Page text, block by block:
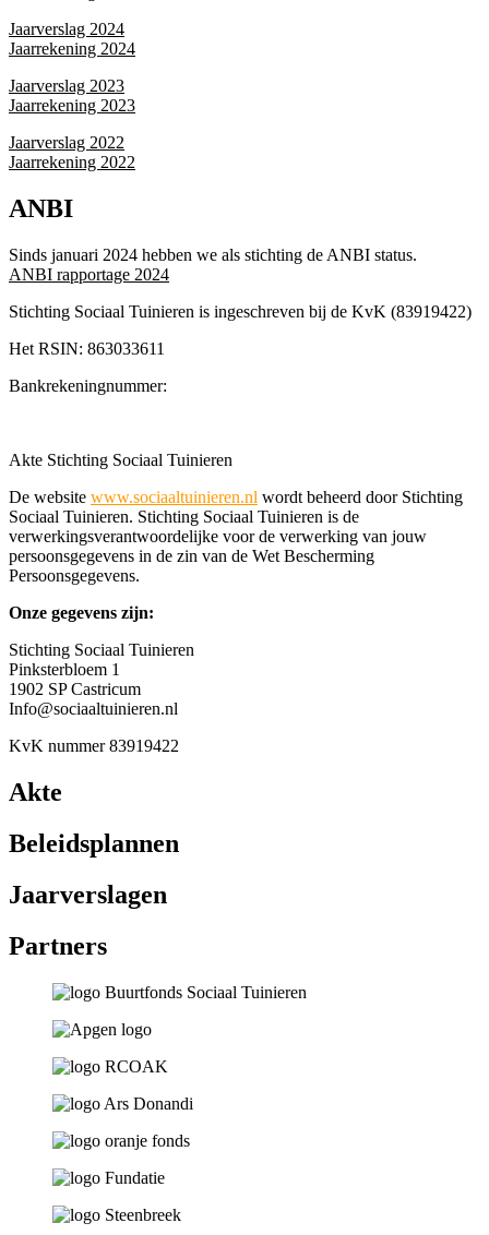
Jaarverslag 2024
Jaarrekening 2024
Jaarverslag 2023
Jaarrekening 2023
Jaarverslag 2022
Jaarrekening 2022
ANBI
Sinds januari 2024 hebben we als stichting de ANBI status.
ANBI rapportage 2024
Stichting Sociaal Tuinieren is ingeschreven bij de KvK (83919422)
Het RSIN: 863033611
Bankrekeningnummer:
Akte Stichting Sociaal Tuinieren
De website www.sociaaltuinieren.nl wordt beheerd door Stichting
Sociaal Tuinieren. Stichting Sociaal Tuinieren is de
verwerkingsverantwoordelijke voor de verwerking van jouw
persoonsgegevens in de zin van de Wet Bescherming
Persoonsgegevens.
Onze gegevens zijn:
Stichting Sociaal Tuinieren
Pinksterbloem 1
1902 SP Castricum
Info@sociaaltuinieren.nl
KvK nummer 83919422
Akte
Beleidsplannen
Jaarverslagen
Partners